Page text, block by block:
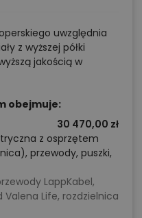
uwzględnia
z wyższej półki
jakością w
obejmuje:
30 470,00 zł
z osprzętem
przewody, puszki,
LappKabel,
Valena Life, rozdzielnica